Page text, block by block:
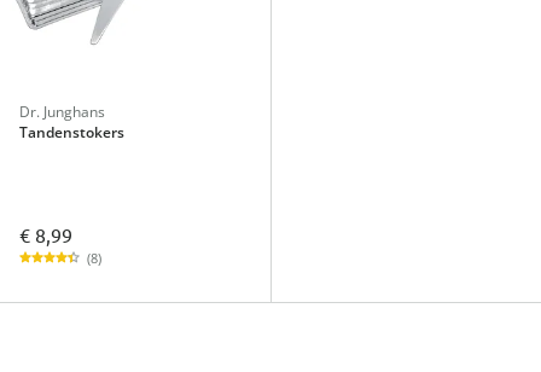
Dr. Junghans
Tandenstokers
€ 8,99
(8)